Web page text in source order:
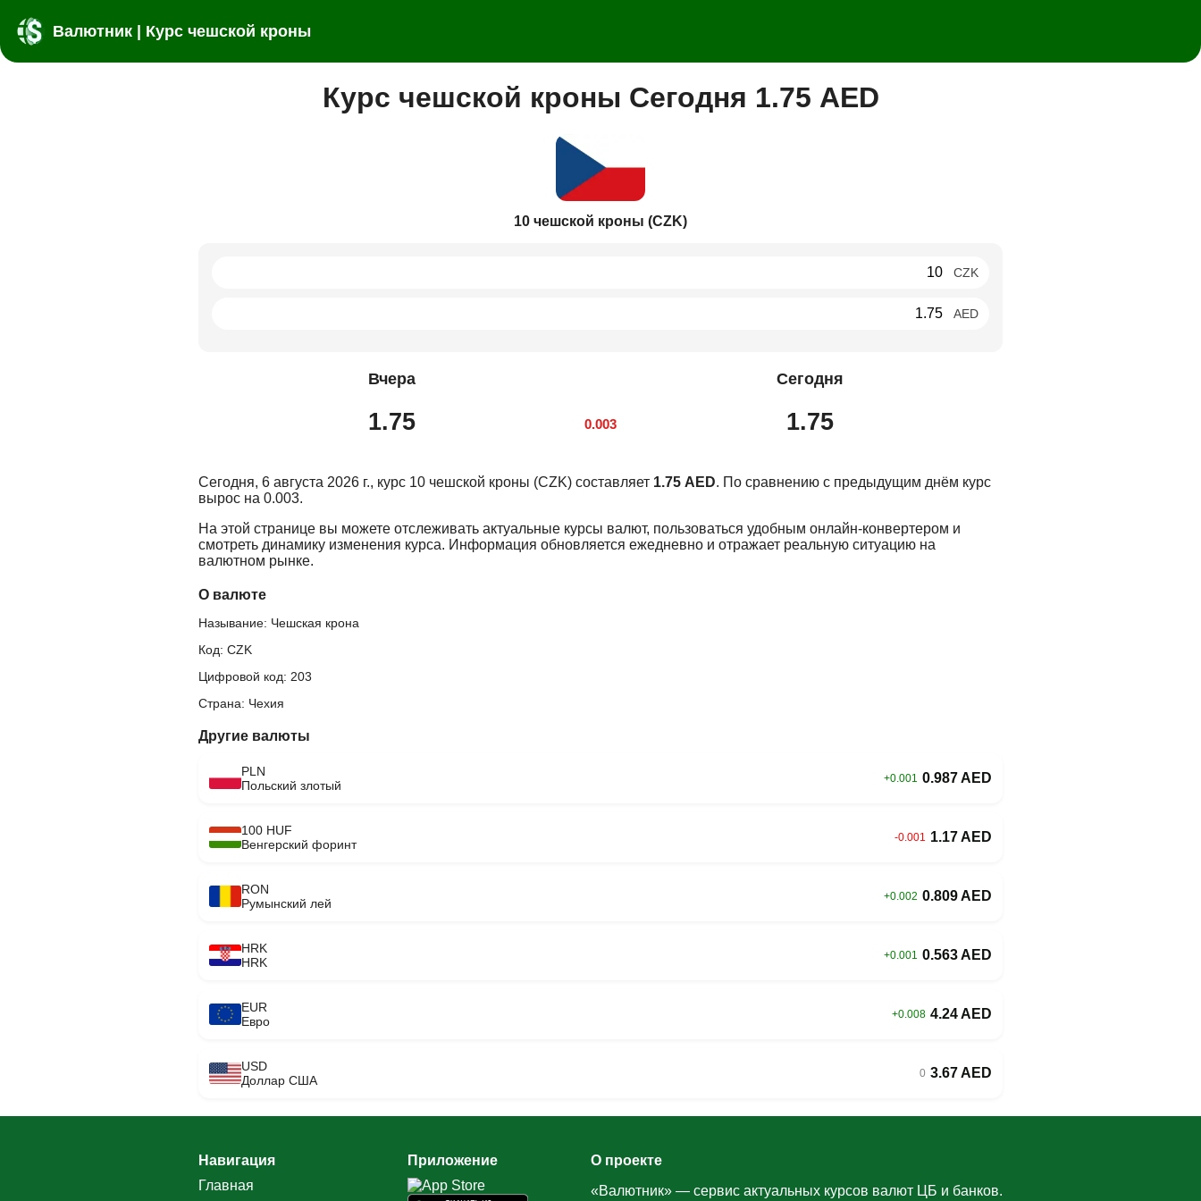
Валютник | Курс чешской кроны
Курс чешской кроны Сегодня 1.75 AED
10 чешской кроны (CZK)
CZK
AED
Вчера
1.75 0.003
Сегодня
1.75
Сегодня, 6 августа 2026 г., курс 10 чешской кроны (CZK) составляет 1.75 AED. По сравнению с предыдущим днём курс
вырос на 0.003.
На этой странице вы можете отслеживать актуальные курсы валют, пользоваться удобным онлайн-конвертером и
смотреть динамику изменения курса. Информация обновляется ежедневно и отражает реальную ситуацию на
валютном рынке.
О валюте
Называние: Чешская крона
Код: CZK
Цифровой код: 203
Страна: Чехия
Другие валюты
PLN
Польский злотый
+0.001 0.987 AED
100 HUF
Венгерский форинт
-0.001 1.17 AED
RON
Румынский лей
+0.002 0.809 AED
HRK
HRK
+0.001 0.563 AED
EUR
Евро
+0.008 4.24 AED
USD
Доллар США
0 3.67 AED
Навигация
Главная
Приложение
О проекте
«Валютник» — сервис актуальных курсов валют ЦБ и банков.